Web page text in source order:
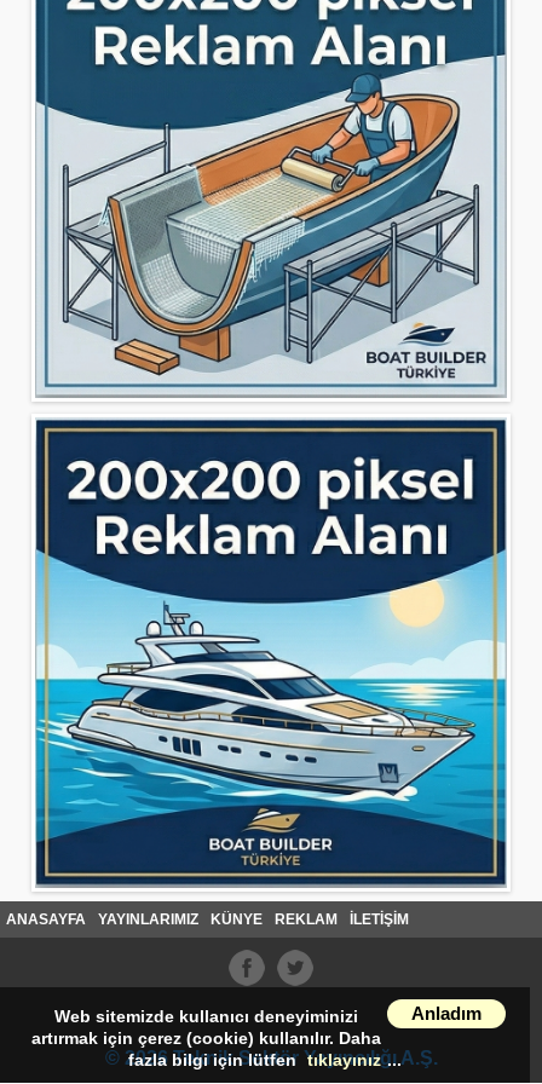
Anladım
Web sitemizde kullanıcı deneyiminizi
artırmak için çerez (cookie) kullanılır. Daha
fazla bilgi için lütfen tıklayınız ...
ANASAYFA YAYINLARIMIZ KÜNYE REKLAM İLETİŞİM
© 2026 Teknik Sektör Yayıncılığı A.Ş.